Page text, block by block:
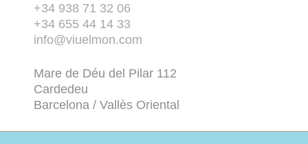
+34 938 71 32 06
+34 655 44 14 33
info@viuelmon.com
Mare de Déu del Pilar 112
Cardedeu
Barcelona / Vallès Oriental